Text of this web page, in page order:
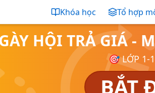
Khóa học Tổ hợp
HỘI TRẢ GIÁ -
🎯 LỚP 1-
BẮT